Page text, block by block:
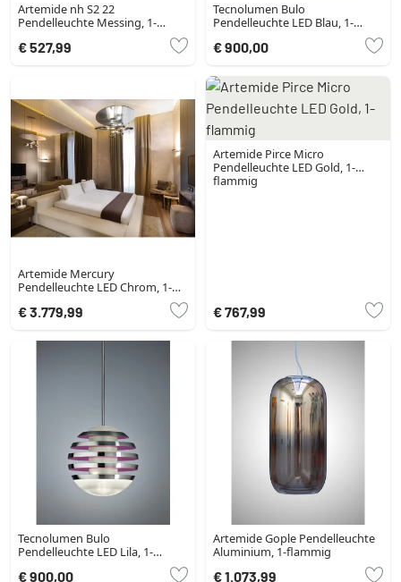
Artemide nh S2 22
Pendelleuchte Messing, 1-
€ 527,99
Tecnolumen Bulo
Pendelleuchte LED Blau, 1-
€ 900,00
Artemide Mercury
Pendelleuchte LED Chrom, 1-
€ 3.779,99
Artemide Pirce Micro
Pendelleuchte LED Gold, 1-
flammig
€ 767,99
Tecnolumen Bulo
Pendelleuchte LED Lila, 1-
€ 900,00
Artemide Gople Pendelleuchte
Aluminium, 1-flammig
€ 1.073,99